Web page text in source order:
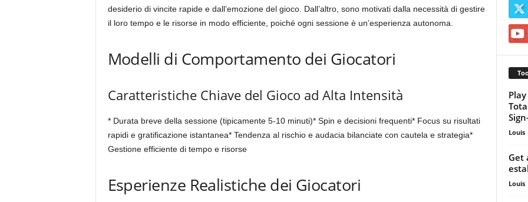
desiderio di vincite rapide e dall’emozione del gioco. Dall’altro, sono motivati dalla necessità di gestire
il loro tempo e le risorse in modo efficiente, poiché ogni sessione è un’esperienza autonoma.
Modelli di Comportamento dei Giocatori
Caratteristiche Chiave del Gioco ad Alta Intensità
* Durata breve della sessione (tipicamente 5-10 minuti)* Spin e decisioni frequenti* Focus su risultati
rapidi e gratificazione istantanea* Tendenza al rischio e audacia bilanciate con cautela e strategia*
Gestione efficiente di tempo e risorse
Esperienze Realistiche dei Giocatori
Louis
Get
Louis